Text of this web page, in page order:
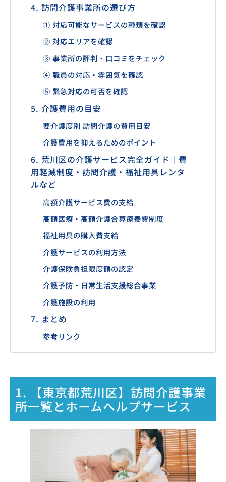
4. 訪問介護事業所の選び方
① 対応可能なサービスの種類を確認
② 対応エリアを確認
③ 事業所の評判・口コミをチェック
④ 職員の対応・雰囲気を確認
⑤ 緊急対応の可否を確認
5. 介護費用の目安
要介護度別 訪問介護の費用目安
介護費用を抑えるためのポイント
6. 荒川区の介護サービス完全ガイド｜費
用軽減制度・訪問介護・福祉用具レンタ
ルなど
高額介護サービス費の支給
高額医療・高額介護合算療養費制度
福祉用具の購入費支給
介護サービスの利用方法
介護保険負担限度額の認定
介護予防・日常生活支援総合事業
介護施設の利用
7. まとめ
参考リンク
1. 【東京都荒川区】訪問介護事業
所一覧とホームヘルプサービス